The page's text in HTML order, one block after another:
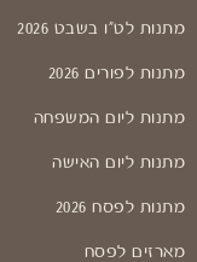
מתנות לט"ו בשבט 2026
מתנות לפורים 2026
מתנות ליום המשפחה
מתנות ליום האישה
מתנות לפסח 2026
מארזים לפסח